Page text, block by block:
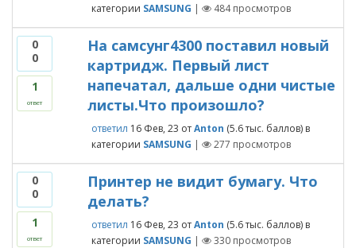
категории SAMSUNG | 484просмотров
0
0
1
ответ
На самсунг4300 поставил новый
картридж. Первый лист
напечатал, дальше одни чистые
листы.Что произошло?
ответил 16 Фев, 23 отAnton (5.6 тыс. баллов) в
категории SAMSUNG | 277 просмотров
0
0
1
ответ
Принтер не видит бумагу. Что
делать?
ответил 16 Фев, 23 отAnton (5.6 тыс. баллов) в
категории SAMSUNG | 330просмотров